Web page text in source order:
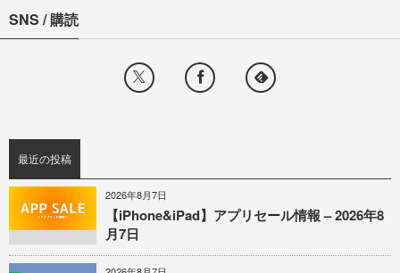
SNS / 購読
最近の投稿
2026年8月7日
【iPhone&iPad】アプリセール情報 – 2026年8
月7日